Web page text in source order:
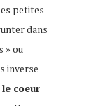
petites
dans
» ou
inverse
le coeur